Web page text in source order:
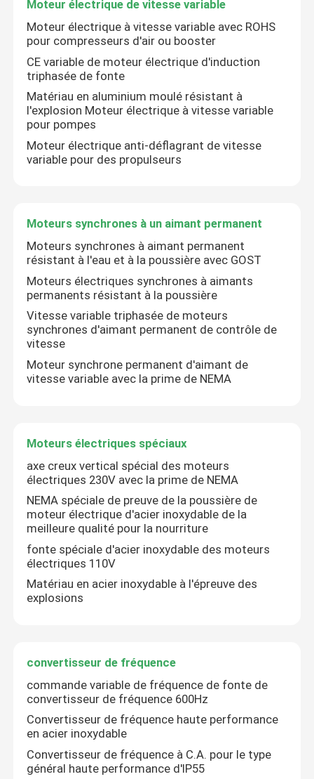
Moteurs électriques triphasés
Moteurs électriques de basse tension
Moteur à induction moyen de tension
Moteurs à induction à haute tension
Moteurs électriques de C.C
Moteur électrique de vitesse variable
Moteurs synchrones à un aimant permanent
convertisseur de fréquence
Moteur électrique de vitesse variable
Moteur électrique à vitesse variable avec ROHS
pour compresseurs d'air ou booster
CE variable de moteur électrique d'induction
triphasée de fonte
Matériau en aluminium moulé résistant à
l'explosion Moteur électrique à vitesse variable
pour pompes
Moteur électrique anti-déflagrant de vitesse
variable pour des propulseurs
Moteurs synchrones à un aimant permanent
Moteurs synchrones à aimant permanent
résistant à l'eau et à la poussière avec GOST
Moteurs électriques synchrones à aimants
permanents résistant à la poussière
Vitesse variable triphasée de moteurs
synchrones d'aimant permanent de contrôle de
vitesse
Moteur synchrone permanent d'aimant de
vitesse variable avec la prime de NEMA
Moteurs électriques spéciaux
axe creux vertical spécial des moteurs
électriques 230V avec la prime de NEMA
NEMA spéciale de preuve de la poussière de
moteur électrique d'acier inoxydable de la
meilleure qualité pour la nourriture
fonte spéciale d'acier inoxydable des moteurs
électriques 110V
Matériau en acier inoxydable à l'épreuve des
explosions
convertisseur de fréquence
commande variable de fréquence de fonte de
convertisseur de fréquence 600Hz
Convertisseur de fréquence haute performance
en acier inoxydable
Convertisseur de fréquence à C.A. pour le type
général haute performance d'IP55